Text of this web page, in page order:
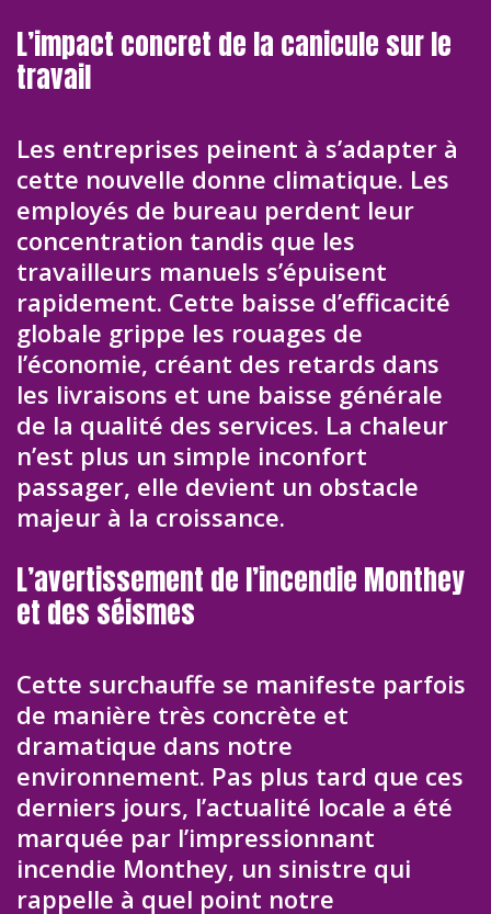
L’impact concret de la canicule sur le
travail
Les entreprises peinent à s’adapter à
cette nouvelle donne climatique. Les
employés de bureau perdent leur
concentration tandis que les
travailleurs manuels s’épuisent
rapidement. Cette baisse d’efficacité
globale grippe les rouages de
l’économie, créant des retards dans
les livraisons et une baisse générale
de la qualité des services. La chaleur
n’est plus un simple inconfort
passager, elle devient un obstacle
majeur à la croissance.
L’avertissement de l’incendie Monthey
et des séismes
Cette surchauffe se manifeste parfois
de manière très concrète et
dramatique dans notre
environnement. Pas plus tard que ces
derniers jours, l’actualité locale a été
marquée par l’impressionnant
incendie Monthey, un sinistre qui
rappelle à quel point notre